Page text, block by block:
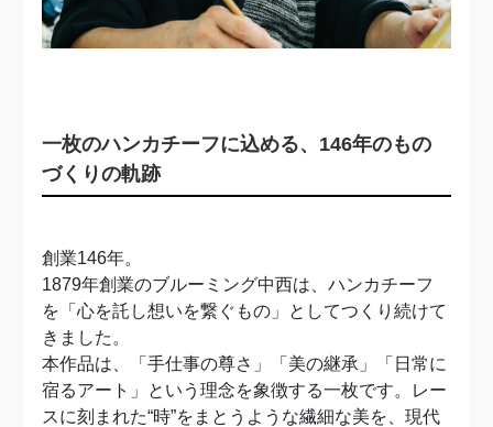
一枚のハンカチーフに込める、146年のもの
づくりの軌跡
創業146年。
1879年創業のブルーミング中西は、ハンカチーフ
を「心を託し想いを繋ぐもの」としてつくり続けて
きました。
本作品は、「手仕事の尊さ」「美の継承」「日常に
宿るアート」という理念を象徴する一枚です。レー
スに刻まれた“時”をまとうような繊細な美を、現代